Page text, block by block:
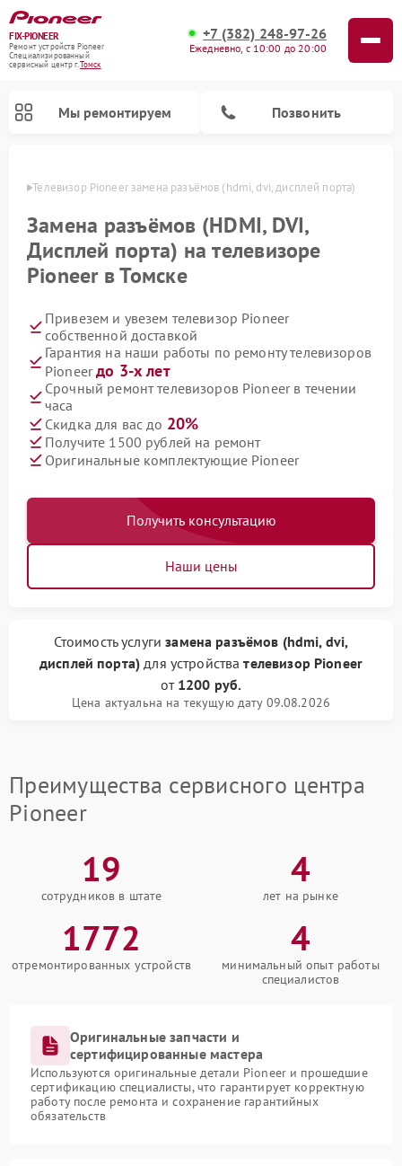
FIX-PIONEER
Ремонт устройств Pioneer
Специализированный
cервисный центр г.Томск
+7 (382) 248-97-26
Ежедневно, с 10:00 до 20:00
Мы ремонтируем Позвонить
Телевизор Pioneer замена разъёмов (hdmi, dvi, дисплей порта)
Замена разъёмов (HDMI, DVI,
Дисплей порта) на телевизоре
Pioneer в Томске
Привезем и увезем телевизор Pioneer
собственной доставкой
Гарантия на наши работы по ремонту телевизоров
Pioneerдо 3-х лет
Срочный ремонт телевизоров Pioneer в течении
часа
Скидка для вас до 20%
Получите 1500 рублей на ремонт
Оригинальные комплектующие Pioneer
Получить консультацию
Наши цены
Стоимость услугизамена разъёмов (hdmi, dvi,
дисплей порта) для устройствателевизор Pioneer
от 1200 руб.
Цена актуальна на текущую дату 09.08.2026
Преимущества сервисного центра
Pioneer
19
сотрудников в штате
4
лет на рынке
1772
отремонтированных устройств
4
минимальный опыт работы
специалистов
Оригинальные запчасти и
сертифицированные мастера
Используются оригинальные детали Pioneer и прошедшие
сертификацию специалисты, что гарантирует корректную
работу после ремонта и сохранение гарантийных
обязательств